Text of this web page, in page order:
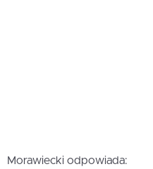
Morawiecki odpowiada: